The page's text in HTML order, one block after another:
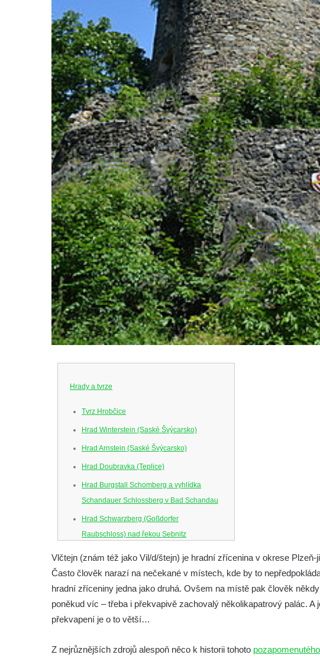
Hrady a tvrze
Tvrz Hrobčice
Hrad Winterstein (Saské Švýcarsko)
Hrad Arnstein (Saské Švýcarsko)
Hrad Doubravka (Teplice)
Hrad Burgstall Schomberg a vyhlídka
Schandauer Schlossberg v Bad Schandau
Hrad Schwarzberg (Goßdorfer
Raubschloss) nad řekou Sebnitz
Hrad Neurathen na Bastei
Hrad Šebín
Hrad Litoměřice
Hrad Skalka u Vlastislavi
Hrad Kostomlaty
Tvrz Brozany nad Ohří
Vlčtejn (znám též jako Vil/d/štejn) je hradní zřícenina v okrese
Často člověk narazí na nečekané v místech, kde by to
hradní zříceniny jedna jako druhá. Ovšem na místě pak člověk
poněkud víc – třeba i překvapivě zachovalý několikapatrový palác.
překvapení je o to větší…
Z nejrůznějších zdrojů alespoň něco k historii tohoto